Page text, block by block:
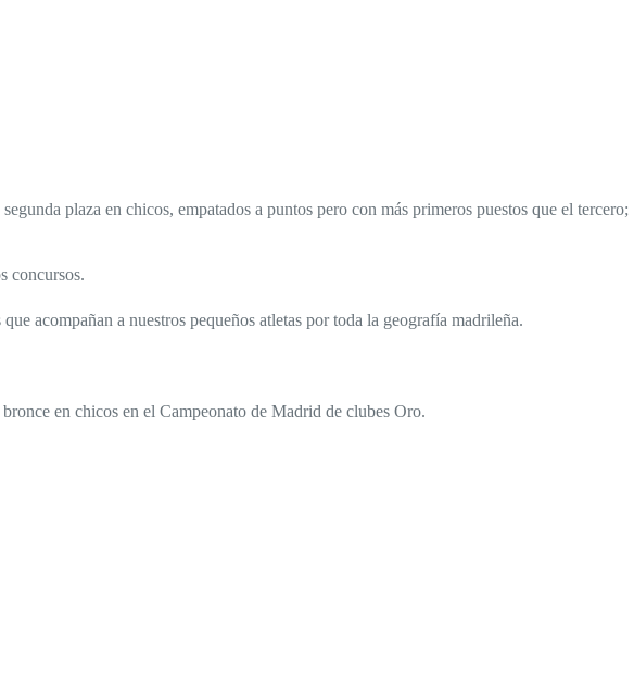
plaza en chicos, empatados a puntos pero con más primeros puestos que el tercero;
concursos.
acompañan a nuestros pequeños atletas por toda la geografía madrileña.
en chicos en el Campeonato de Madrid de clubes Oro.